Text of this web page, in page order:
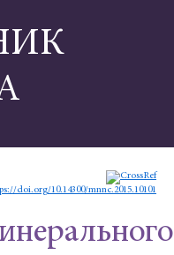
doi.org/10.14300/mnnc.2015.10101